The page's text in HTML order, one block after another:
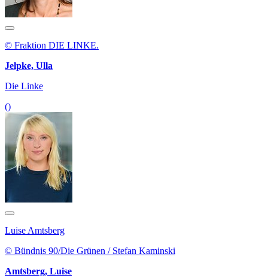
© Fraktion DIE LINKE.
Jelpke, Ulla
Die Linke
()
Luise Amtsberg
© Bündnis 90/Die Grünen / Stefan Kaminski
Amtsberg, Luise